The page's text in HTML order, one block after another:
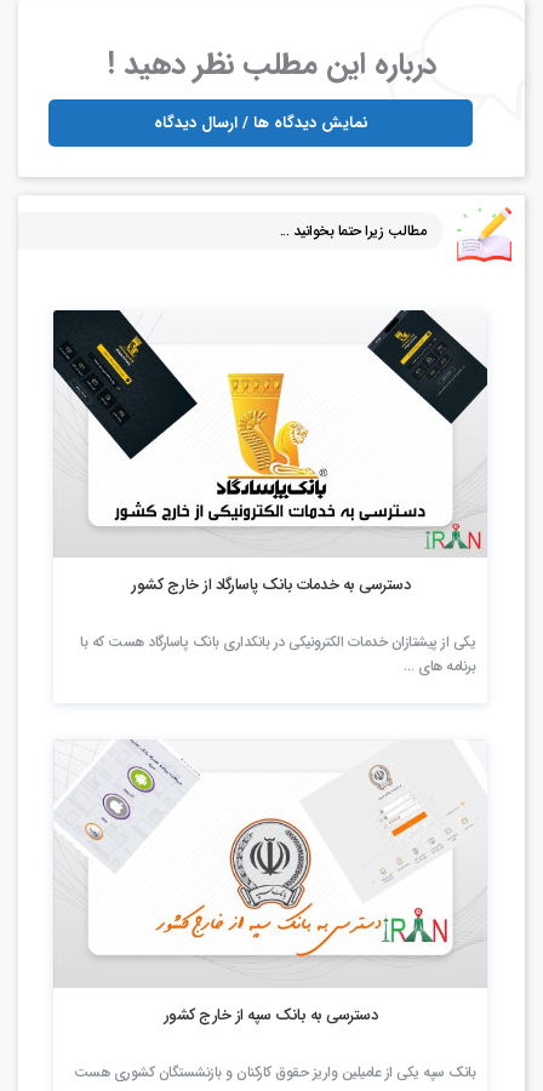
درباره این مطلب نظر دهید !
نمایش دیدگاه ها / ارسال دیدگاه
مطالب زیرا حتما بخوانید ...
دسترسی به خدمات بانک پاسارگاد از خارج کشور
یکی از پیشتازان خدمات الکترونیکی در بانکداری بانک پاسارگاد هست که با
برنامه های …
دسترسی به بانک سپه از خارج کشور
بانک سپه یکی از عامیلین واریز حقوق کارکنان و بازنشستگان کشوری هست